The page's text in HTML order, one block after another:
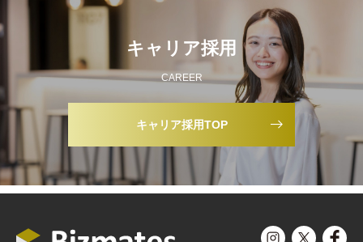
キャリア採用
CAREER
キャリア採用TOP